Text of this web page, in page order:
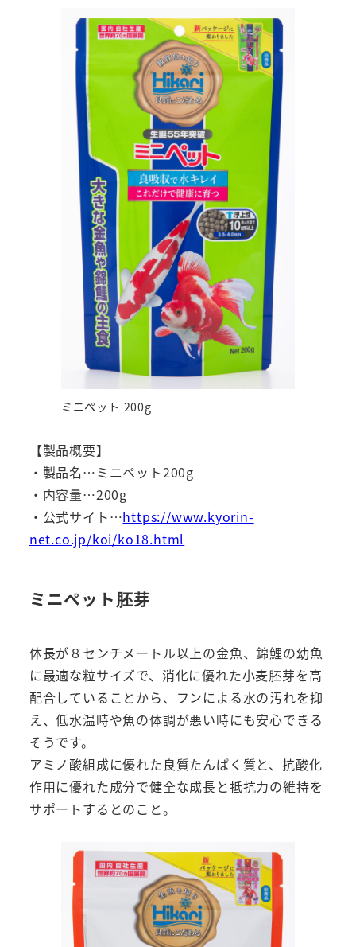
ミニペット 200g
【製品概要】
・製品名…ミニペット200g
・内容量…200g
・公式サイト…https://www.kyorin-
net.co.jp/koi/ko18.html
ミニペット胚芽
体長が８センチメートル以上の金魚、錦鯉の幼魚
に最適な粒サイズで、消化に優れた小麦胚芽を高
配合していることから、フンによる水の汚れを抑
え、低水温時や魚の体調が悪い時にも安心できる
そうです。
アミノ酸組成に優れた良質たんぱく質と、抗酸化
作用に優れた成分で健全な成長と抵抗力の維持を
サポートするとのこと。